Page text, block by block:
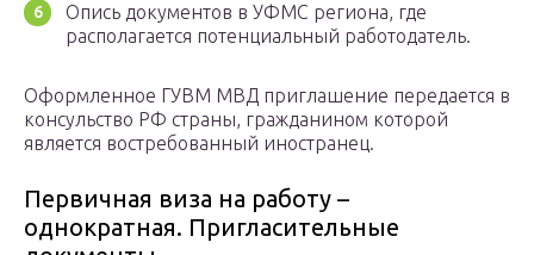
Опись документов в УФМС региона, где
располагается потенциальный работодатель.
Оформленное ГУВМ МВД приглашение передается в
консульство РФ страны, гражданином которой
является востребованный иностранец.
Первичная виза на работу –
однократная. Пригласительные